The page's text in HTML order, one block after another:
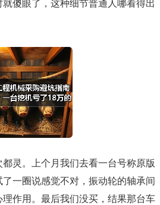
傻眼了，这种细节普通人哪看得出
灵。上个月我们去看一台号称原版
一圈说感觉不对，振动轮的轴承间
作用。最后我们没买，结果那台车